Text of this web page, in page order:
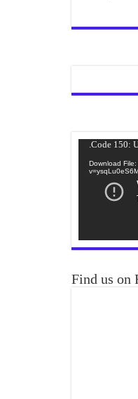
Code 150:
Download
Find us on